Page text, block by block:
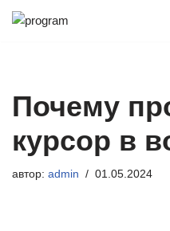
Почему
курсор в
автор: admin 01.05.2024